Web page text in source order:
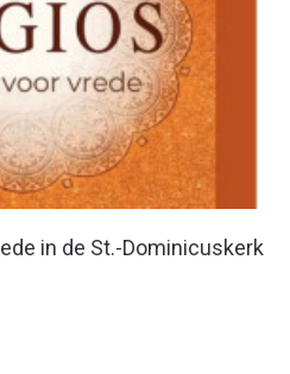
in de St.-Dominicuskerk